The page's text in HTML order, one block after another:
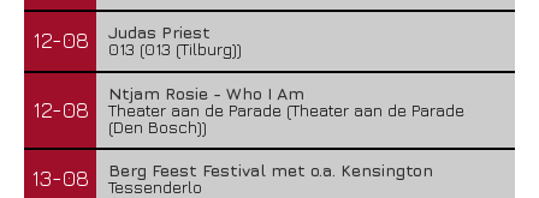
12-08
Judas Priest
013 (013 (Tilburg))
12-08
Ntjam Rosie - Who I Am
Theater aan de Parade (Theater aan de Parade
(Den Bosch))
13-08
Berg Feest Festival met o.a. Kensington
Tessenderlo